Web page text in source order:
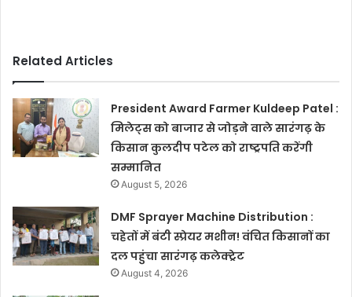
Related Articles
President Award Farmer Kuldeep Patel :
मिलेट्स को बाजार से जोड़ने वाले सारंगढ़ के
किसान कुलदीप पटेल को राष्ट्रपति करेंगी
सम्मानित
August 5, 2026
DMF Sprayer Machine Distribution :
चहेतों में बंटी स्प्रेयर मशीन! वंचित किसानों का
दल पहुंचा सारंगढ़ कलेक्ट्रेट
August 4, 2026